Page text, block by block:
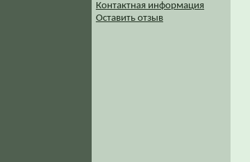
Контактная информация
Оставить отзыв